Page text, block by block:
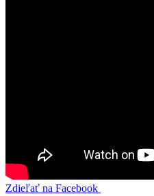
Zdieľať na Facebook